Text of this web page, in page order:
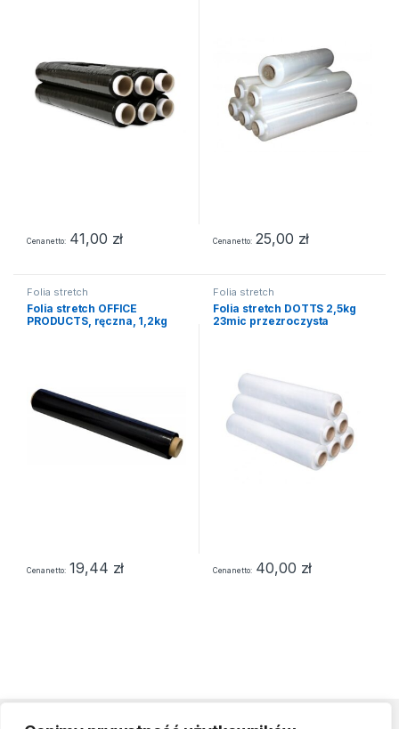
Cena netto 41,00 zł Cena netto 25,00 zł
Folia stretch
Folia stretch OFFICE
PRODUCTS, ręczna, 1,2kg
Cena netto 19,44 zł
Folia stretch
Folia stretch DOTTS 2,5kg
23mic przezroczysta
Cena netto 40,00 zł